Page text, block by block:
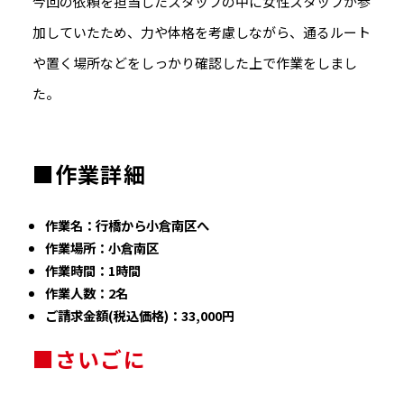
加していたため、力や体格を考慮しながら、通るルート
や置く場所などをしっかり確認した上で作業をしまし
た。
■作業詳細
作業名：行橋から小倉南区へ
作業場所：小倉南区
作業時間：1時間
作業人数：2名
ご請求金額(税込価格)：33,000円
■さいごに